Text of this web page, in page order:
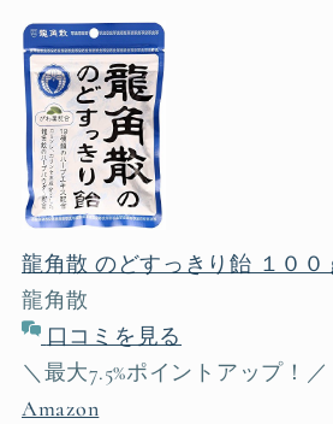
龍角散 のどすっきり飴 １００
龍角散
口コミを見る
＼最大7.5%ポイントアップ！／
Amazon